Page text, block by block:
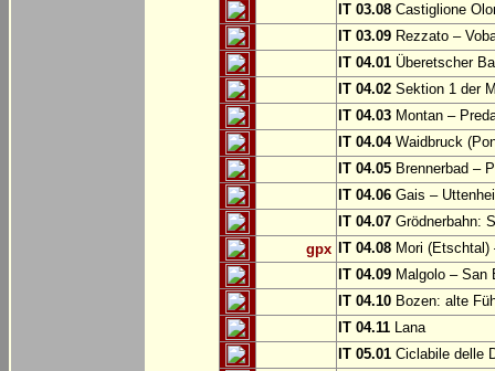
IT 03.08 Castiglione
IT 03.09 Rezzato –
IT 04.01 Überetscher
IT 04.02 Sektion 1 der
IT 04.03 Montan –
IT 04.04Waidbruck
IT 04.05 Brennerbad –
IT 04.06 Gais –
IT 04.07 Grödnerbahn:
gpx
IT 04.08 Mori (Etschtal)
IT 04.09 Malgolo – San
IT 04.10 Bozen: alte
IT 04.11 Lana
IT 05.01 Ciclabile delle